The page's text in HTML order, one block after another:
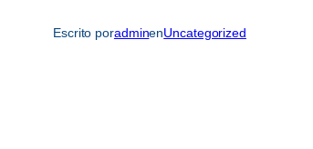
Escrito poradminenUncategorized